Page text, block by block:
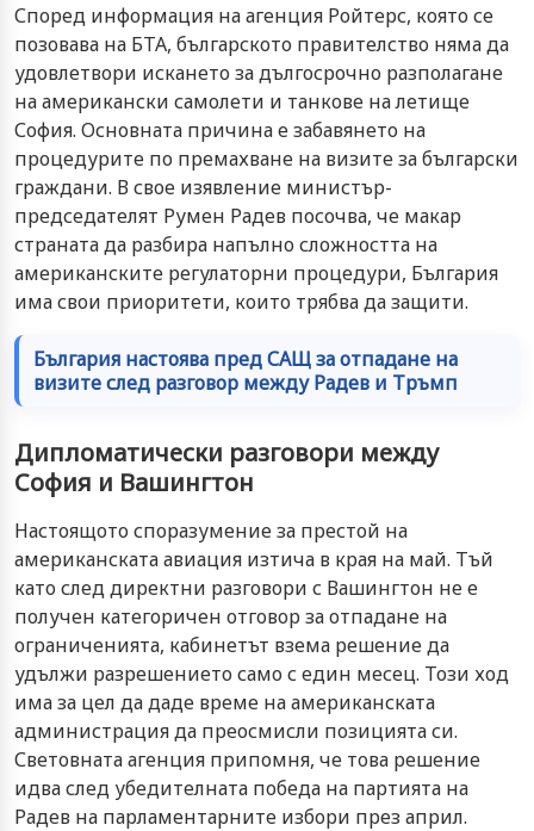
Според информация на агенция Ройтерс, която се
позовава на БТА, българското правителство няма да
удовлетвори искането за дългосрочно разполагане
на американски самолети и танкове на летище
София. Основната причина е забавянето на
процедурите по премахване на визите за български
граждани. В свое изявление министър-
председателят Румен Радев посочва, че макар
страната да разбира напълно сложността на
американските регулаторни процедури, България
има свои приоритети, които трябва да защити.
България настоява пред САЩ за отпадане на
визите след разговор между Радев и Тръмп
Дипломатически разговори между
София и Вашингтон
Настоящото споразумение за престой на
американската авиация изтича в края на май. Тъй
като след директни разговори с Вашингтон не е
получен категоричен отговор за отпадане на
ограниченията, кабинетът взема решение да
удължи разрешението само с един месец. Този ход
има за цел да даде време на американската
администрация да преосмисли позицията си.
Световната агенция припомня, че това решение
идва след убедителната победа на партията на
Радев на парламентарните избори през април.